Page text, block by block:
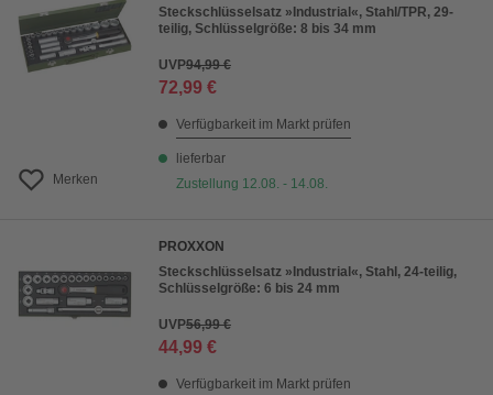
Merken
Steckschlüsselsatz »Industrial«, Stahl/TPR, 29-
teilig, Schlüsselgröße: 8 bis 34 mm
UVP94,99 €
72,99 €
Verfügbarkeit im Markt prüfen
lieferbar
Zustellung 12.08. - 14.08.
PROXXON
Steckschlüsselsatz »Industrial«, Stahl, 24-teilig,
Schlüsselgröße: 6 bis 24 mm
UVP56,99 €
44,99 €
Verfügbarkeit im Markt prüfen